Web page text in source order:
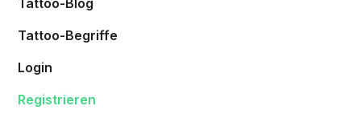
Tattoo-Blog
Tattoo-Begriffe
Login
Registrieren